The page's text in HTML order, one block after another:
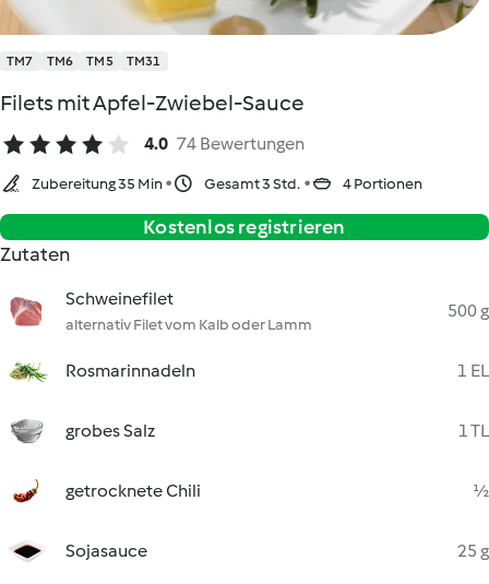
TM7 TM6 TM5 TM31
Filets mit Apfel-Zwiebel-Sauce
4.0 74 Bewertungen
Zubereitung 35 Min Gesamt 3 Std. 4 Portionen
Kostenlos registrieren
Zutaten
Schweinefilet
alternativ Filet vom Kalb oder Lamm
500 g
Rosmarinnadeln 1 EL
grobes Salz 1 TL
getrocknete Chili ½
Sojasauce 25 g